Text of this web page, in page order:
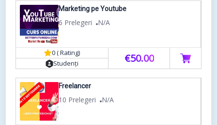
Marketing pe Youtube
6 Prelegeri N/A
0 ( Rating)
Studenți
€50.00
Freelancer
10 Prelegeri N/A